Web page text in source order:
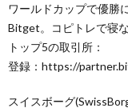
ワールドカップで優勝
Bitget。コピトレで寝
トップ5の取引所：
登録：https://
スイスボーグ